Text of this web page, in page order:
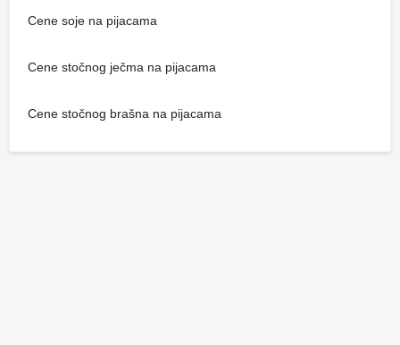
Cene soje na pijacama
Cene stočnog ječma na pijacama
Cene stočnog brašna na pijacama